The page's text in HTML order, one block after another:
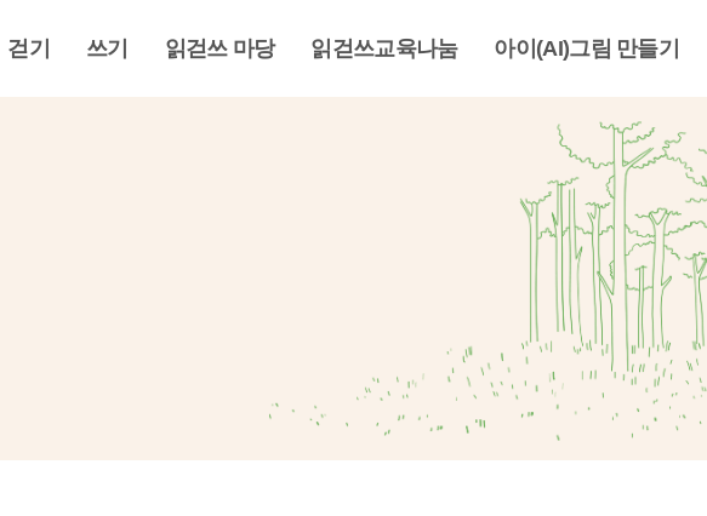
걷기 쓰기 읽걷쓰 마당 읽걷쓰교육나눔 아이(AI)그림 만들기